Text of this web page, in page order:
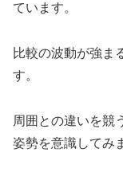
ています。
比較の波動が強ま
す。
周囲との違いを競
姿勢を意識してみ